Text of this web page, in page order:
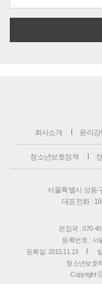
회사소개 윤리강
청소년보호정책
서울특별시 성동
대표전화 :
편집국 : 070-
등록번호 : 서
등록일: 2013.11.13
청소년보호
Copyright